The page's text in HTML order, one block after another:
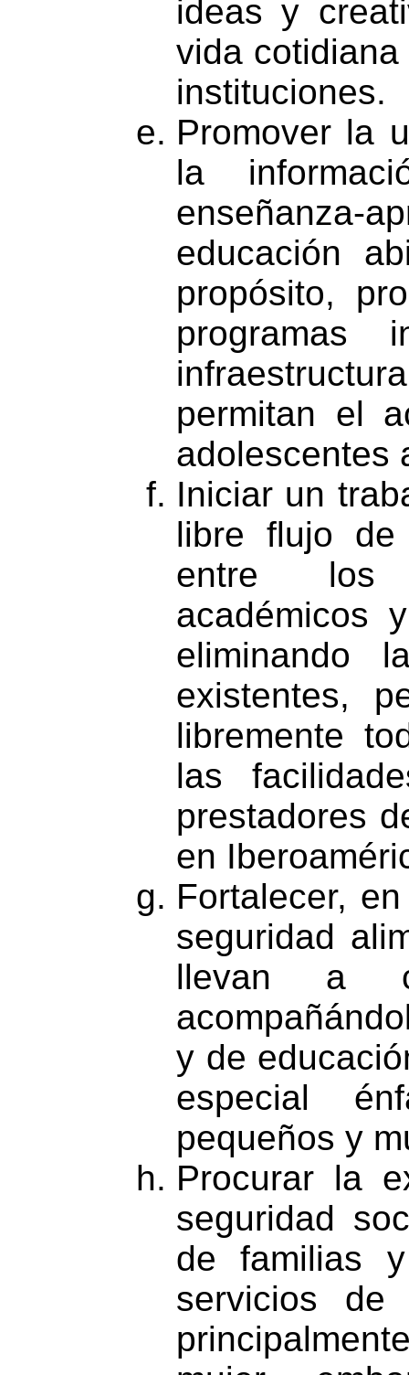
ideas y
vida
instituciones.
Promover la
la
educación
propósito,
programas
permitan el
adolescentes
Iniciar un
libre flujo de
entre los
académicos
eliminando
existentes,
libremente
las
prestadores
en
Fortalecer,
seguridad
llevan a
y de
especial
pequeños y
Procurar la
seguridad
de familias
servicios de